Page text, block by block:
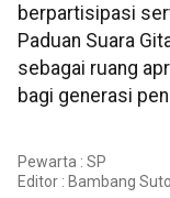
berpartisipasi
Paduan Suara
sebagai ruang
bagi generasi
Pewarta : SP
Editor : Bambang